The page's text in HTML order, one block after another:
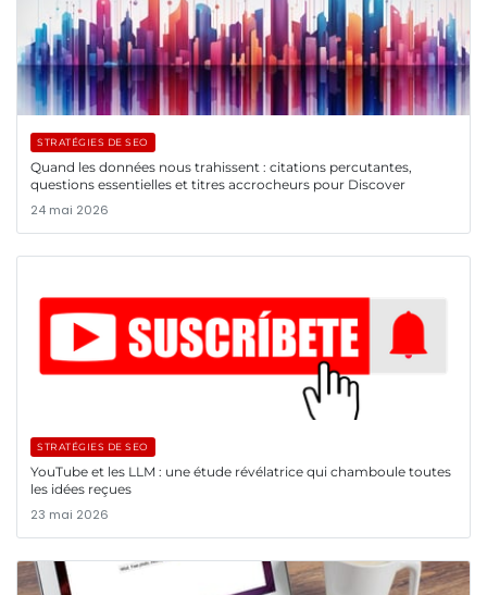
STRATÉGIES DE SEO
Quand les données nous trahissent : citations percutantes,
questions essentielles et titres accrocheurs pour Discover
24 mai 2026
STRATÉGIES DE SEO
YouTube et les LLM : une étude révélatrice qui chamboule toutes
les idées reçues
23 mai 2026